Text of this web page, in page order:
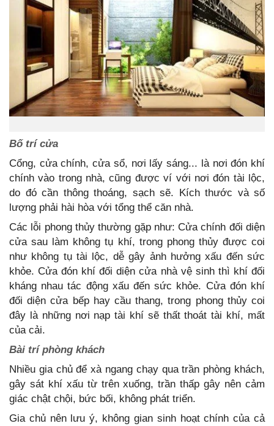
Bố trí cửa
Cổng, cửa chính, cửa sổ, nơi lấy sáng... là nơi đón khí
chính vào trong nhà, cũng được ví với nơi đón tài lộc,
do đó cần thông thoáng, sạch sẽ. Kích thước và số
lượng phải hài hòa với tổng thể căn nhà.
Các lỗi phong thủy thường gặp như: Cửa chính đối diện
cửa sau làm không tụ khí, trong phong thủy được coi
như không tụ tài lộc, dễ gây ảnh hưởng xấu đến sức
khỏe. Cửa đón khí đối diện cửa nhà vệ sinh thì khí đối
kháng nhau tác động xấu đến sức khỏe. Cửa đón khí
đối diện cửa bếp hay cầu thang, trong phong thủy coi
đây là những nơi nạp tài khí sẽ thất thoát tài khí, mất
của cải.
Bài trí phòng khách
Nhiều gia chủ để xà ngang chạy qua trần phòng khách,
gây sát khí xấu từ trên xuống, trần thấp gây nên cảm
giác chật chội, bức bối, không phát triển.
Gia chủ nên lưu ý, không gian sinh hoạt chính của cả